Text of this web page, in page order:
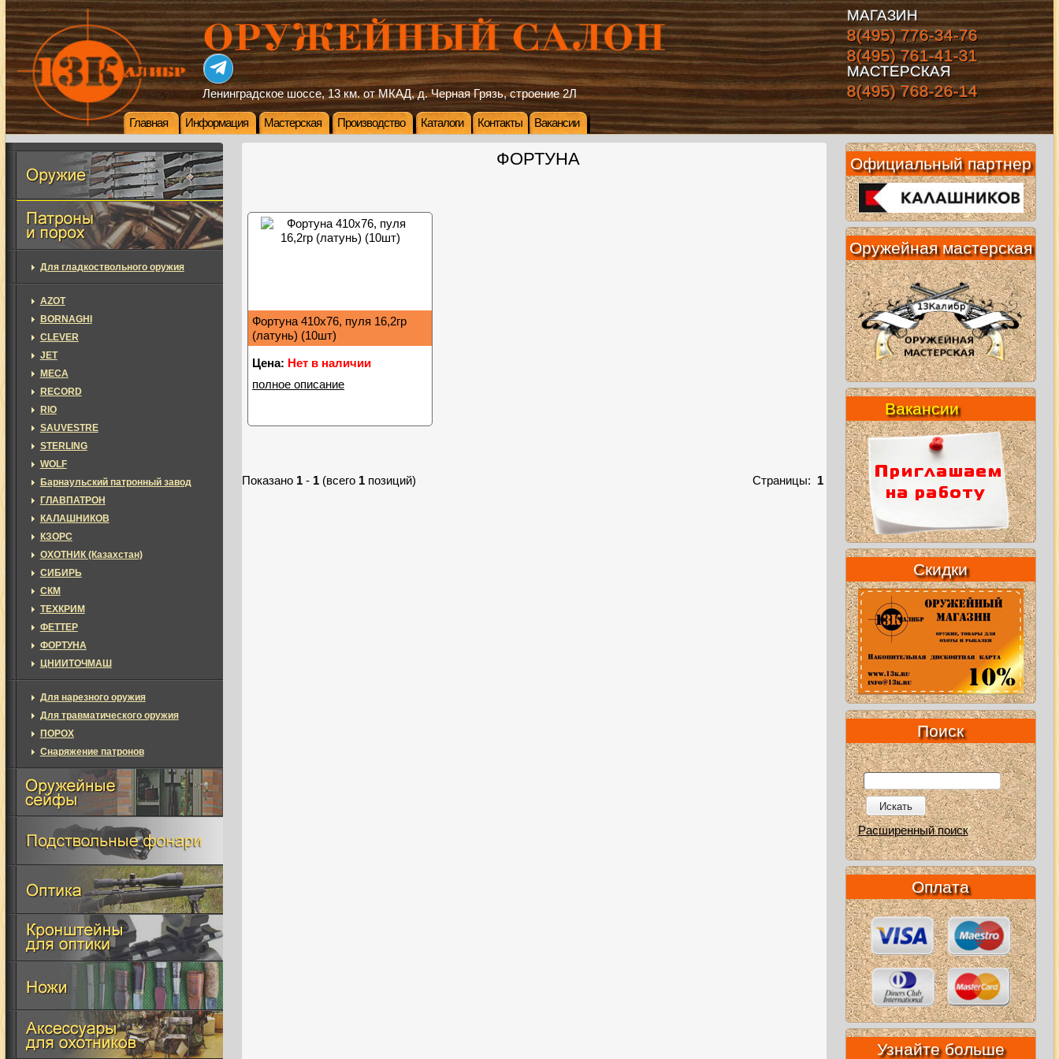
Ленинградское шоссе, 13 км. от МКАД, д. Черная Грязь, строение 2Л
МАГАЗИН
8(495) 776-34-76
8(495) 761-41-31
МАСТЕРСКАЯ
8(495) 768-26-14
Главная Информация Мастерская Производство Каталоги Контакты Вакансии
ФОРТУНА
Фортуна 410х76, пуля 16,2гр
(латунь) (10шт)
Цена: Нет в наличии
полное описание
Страницы: 1
Показано 1- 1(всего 1позиций)
Для гладкоствольного оружия
AZOT
BORNAGHI
CLEVER
JET
MECA
RECORD
RIO
SAUVESTRE
STERLING
WOLF
Барнаульский патронный завод
ГЛАВПАТРОН
КАЛАШНИКОВ
КЗОРС
ОХОТНИК (Казахстан)
СИБИРЬ
СКМ
ТЕХКРИМ
ФЕТТЕР
ФОРТУНА
ЦНИИТОЧМАШ
Для нарезного оружия
Для травматического оружия
ПОРОХ
Снаряжение патронов
Официальный партнер
Оружейная мастерская
Вакансии
Скидки
Поиск
Искать
Расширенный поиск
Оплата
Узнайте больше